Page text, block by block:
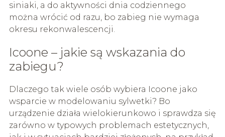
siniaki, a do aktywności dnia codziennego
można wrócić od razu, bo zabieg nie wymaga
okresu rekonwalescencji.
Icoone – jakie są wskazania do
zabiegu?
Dlaczego tak wiele osób wybiera Icoone jako
wsparcie w modelowaniu sylwetki? Bo
urządzenie działa wielokierunkowo i sprawdza się
zarówno w typowych problemach estetycznych,